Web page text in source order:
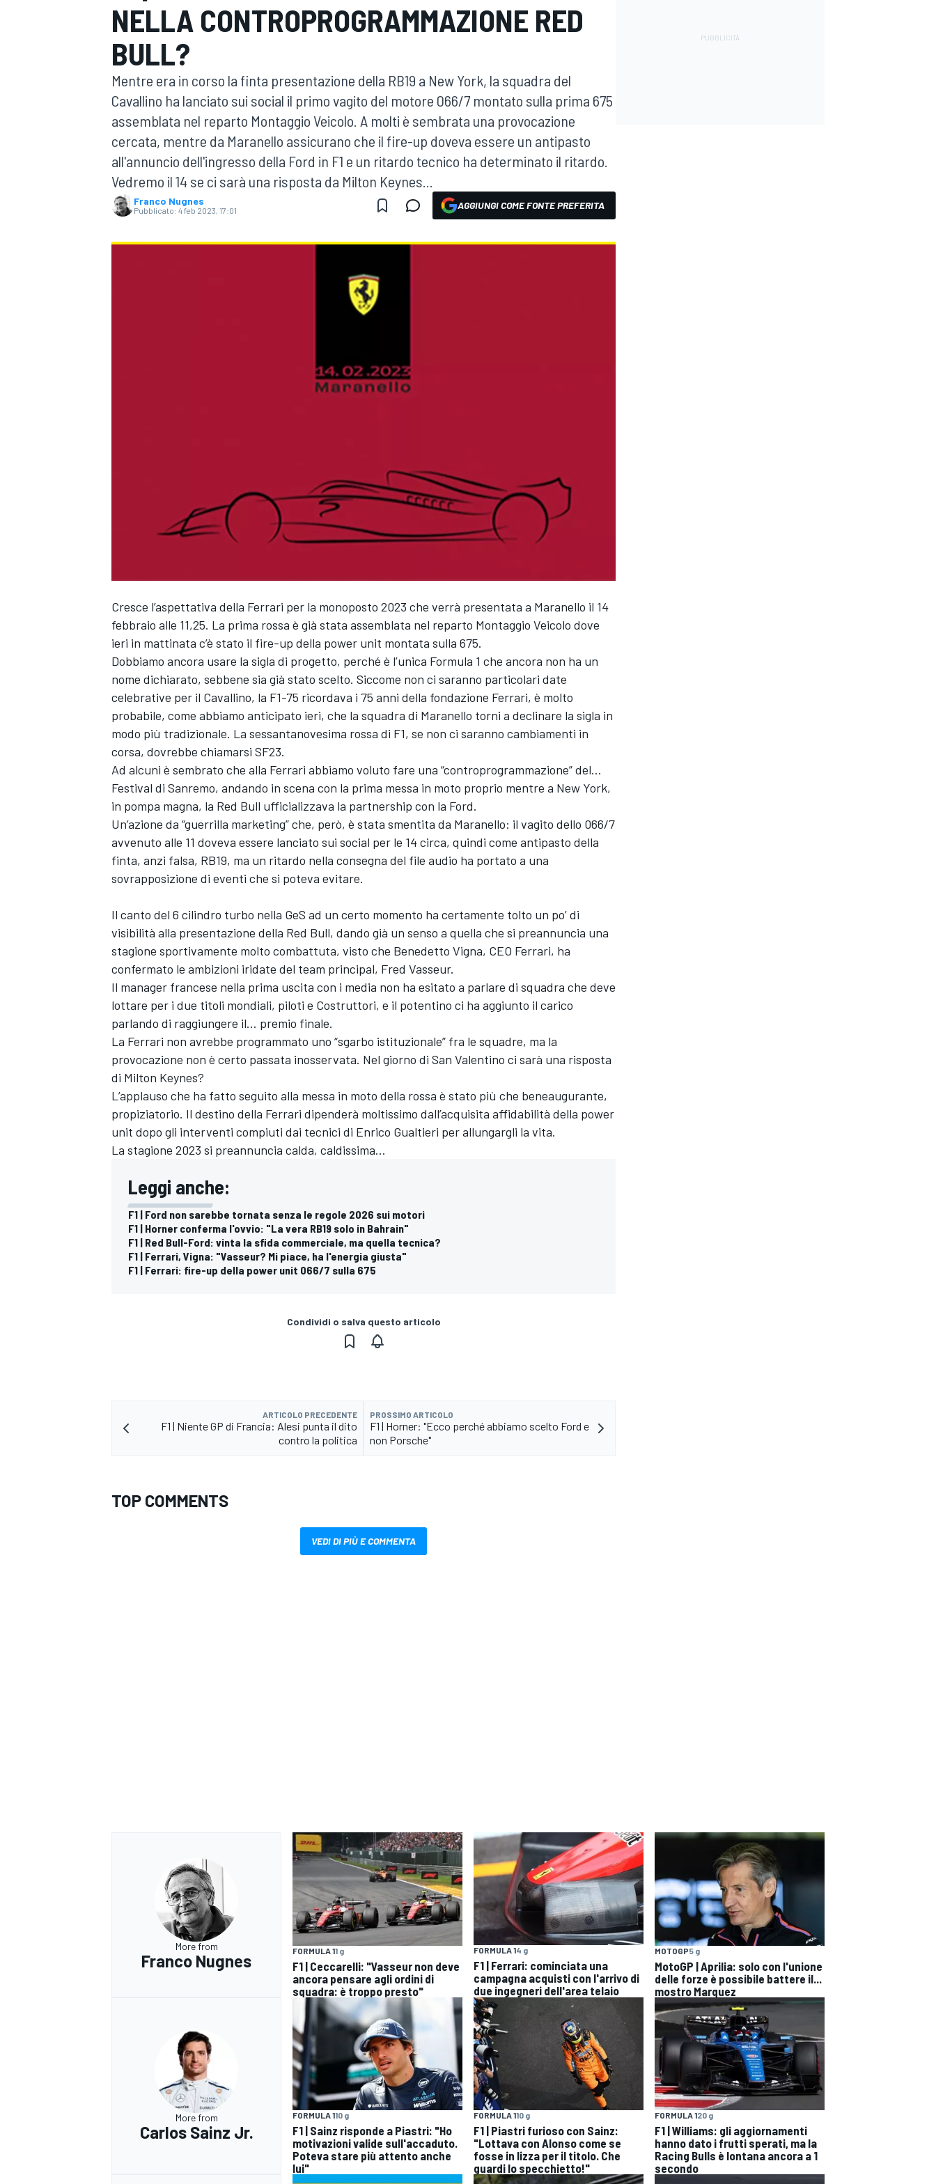
MOTOGP WEC
WRC
MONOPOSTO
ENDURANCE/GT
NELLA CONTROPROGRAMMAZIONE RED
BULL?
Mentre era in corso la finta presentazione della RB19 a New York, la squadra del
Cavallino ha lanciato sui social il primo vagito del motore 066/7 montato sulla prima 675
assemblata nel reparto Montaggio Veicolo. A molti è sembrata una provocazione
cercata, mentre da Maranello assicurano che il fire-up doveva essere un antipasto
all'annuncio dell'ingresso della Ford in F1 e un ritardo tecnico ha determinato il ritardo.
Vedremo il 14 se ci sarà una risposta da Milton Keynes...
Franco Nugnes
Pubblicato: 4 feb 2023, 17:01 AGGIUNGI COME FONTE PREFERITA
Cresce l’aspettativa della Ferrari per la monoposto 2023 che verrà presentata a Maranello il 14
febbraio alle 11,25. La prima rossa è già stata assemblata nel reparto Montaggio Veicolo dove
ieri in mattinata c’è stato il fire-up della power unit montata sulla 675.
Dobbiamo ancora usare la sigla di progetto, perché è l’unica Formula 1 che ancora non ha un
nome dichiarato, sebbene sia già stato scelto. Siccome non ci saranno particolari date
celebrative per il Cavallino, la F1-75 ricordava i 75 anni della fondazione Ferrari, è molto
probabile, come abbiamo anticipato ieri, che la squadra di Maranello torni a declinare la sigla in
modo più tradizionale. La sessantanovesima rossa di F1, se non ci saranno cambiamenti in
corsa, dovrebbe chiamarsi SF23.
Ad alcuni è sembrato che alla Ferrari abbiamo voluto fare una “controprogrammazione” del…
Festival di Sanremo, andando in scena con la prima messa in moto proprio mentre a New York,
in pompa magna, la Red Bull ufficializzava la partnership con la Ford.
Un’azione da “guerrilla marketing” che, però, è stata smentita da Maranello: il vagito dello 066/7
avvenuto alle 11 doveva essere lanciato sui social per le 14 circa, quindi come antipasto della
finta, anzi falsa, RB19, ma un ritardo nella consegna del file audio ha portato a una
sovrapposizione di eventi che si poteva evitare.
Il canto del 6 cilindro turbo nella GeS ad un certo momento ha certamente tolto un po’ di
visibilità alla presentazione della Red Bull, dando già un senso a quella che si preannuncia una
stagione sportivamente molto combattuta, visto che Benedetto Vigna, CEO Ferrari, ha
confermato le ambizioni iridate del team principal, Fred Vasseur.
Il manager francese nella prima uscita con i media non ha esitato a parlare di squadra che deve
lottare per i due titoli mondiali, piloti e Costruttori, e il potentino ci ha aggiunto il carico
parlando di raggiungere il… premio finale.
La Ferrari non avrebbe programmato uno “sgarbo istituzionale” fra le squadre, ma la
provocazione non è certo passata inosservata. Nel giorno di San Valentino ci sarà una risposta
di Milton Keynes?
L’applauso che ha fatto seguito alla messa in moto della rossa è stato più che beneaugurante,
propiziatorio. Il destino della Ferrari dipenderà moltissimo dall’acquisita affidabilità della power
unit dopo gli interventi compiuti dai tecnici di Enrico Gualtieri per allungargli la vita.
La stagione 2023 si preannuncia calda, caldissima…
Leggi anche:
F1 | Ford non sarebbe tornata senza le regole 2026 sui motori
F1 | Horner conferma l'ovvio: "La vera RB19 solo in Bahrain"
F1 | Red Bull-Ford: vinta la sfida commerciale, ma quella tecnica?
F1 | Ferrari, Vigna: "Vasseur? Mi piace, ha l'energia giusta"
F1 | Ferrari: fire-up della power unit 066/7 sulla 675
Condividi o salva questo articolo
ARTICOLO PRECEDENTE
F1 | Niente GP di Francia: Alesi punta il dito
contro la politica
PROSSIMO ARTICOLO
F1 | Horner: "Ecco perché abbiamo scelto Ford e
non Porsche"
TOP COMMENTS
VEDI DI PIÙ E COMMENTA
More from
Franco Nugnes
FORMULA 11 g
F1 | Ceccarelli: "Vasseur non deve
ancora pensare agli ordini di
squadra: è troppo presto"
FORMULA 14 g
F1 | Ferrari: cominciata una
campagna acquisti con l'arrivo di
due ingegneri dell'area telaio
MOTOGP5 g
MotoGP | Aprilia: solo con l'unione
delle forze è possibile battere il...
mostro Marquez
More from
Carlos Sainz Jr.
FORMULA 110 g
F1 | Sainz risponde a Piastri: "Ho
motivazioni valide sull'accaduto.
Poteva stare più attento anche
lui"
FORMULA 110 g
F1 | Piastri furioso con Sainz:
"Lottava con Alonso come se
fosse in lizza per il titolo. Che
guardi lo specchietto!"
FORMULA 120 g
F1 | Williams: gli aggiornamenti
hanno dato i frutti sperati, ma la
Racing Bulls è lontana ancora a 1
secondo